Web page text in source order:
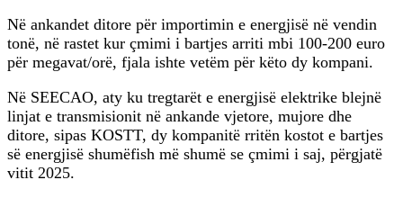
Në ankandet ditore për importimin e energjisë në vendin
tonë, në rastet kur çmimi i bartjes arriti mbi 100-200 euro
për megavat/orë, fjala ishte vetëm për këto dy kompani.
Në SEECAO, aty ku tregtarët e energjisë elektrike blejnë
linjat e transmisionit në ankande vjetore, mujore dhe
ditore, sipas KOSTT, dy kompanitë rritën kostot e bartjes
së energjisë shumëfish më shumë se çmimi i saj, përgjatë
vitit 2025.